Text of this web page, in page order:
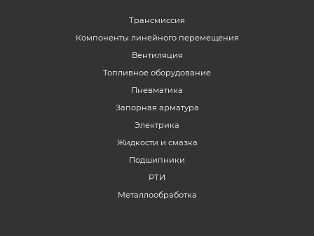
Трансмиссия
Компоненты линейного перемещения
Вентиляция
Топливное оборудование
Пневматика
Запорная арматура
Электрика
Жидкости и смазка
Подшипники
РТИ
Металлообработка